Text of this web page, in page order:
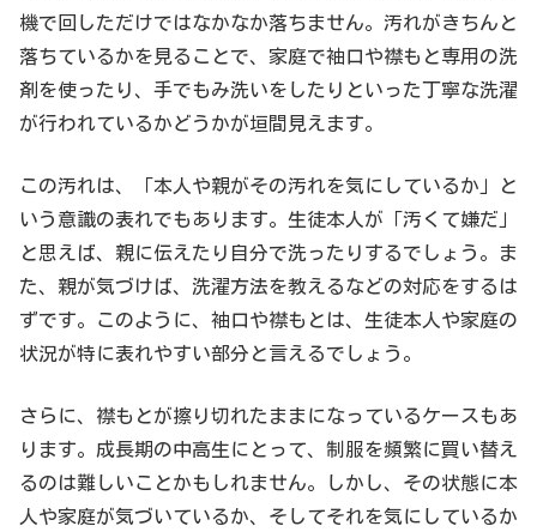
機で回しただけではなかなか落ちません。汚れがきちんと
落ちているかを見ることで、家庭で袖口や襟もと専用の洗
剤を使ったり、手でもみ洗いをしたりといった丁寧な洗濯
が行われているかどうかが垣間見えます。
この汚れは、「本人や親がその汚れを気にしているか」と
いう意識の表れでもあります。生徒本人が「汚くて嫌だ」
と思えば、親に伝えたり自分で洗ったりするでしょう。ま
た、親が気づけば、洗濯方法を教えるなどの対応をするは
ずです。このように、袖口や襟もとは、生徒本人や家庭の
状況が特に表れやすい部分と言えるでしょう。
さらに、襟もとが擦り切れたままになっているケースもあ
ります。成長期の中高生にとって、制服を頻繁に買い替え
るのは難しいことかもしれません。しかし、その状態に本
人や家庭が気づいているか、そしてそれを気にしているか